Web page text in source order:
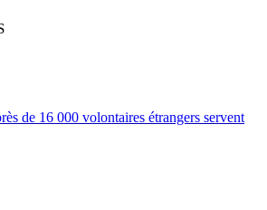
de 16 000 volontaires étrangers servent